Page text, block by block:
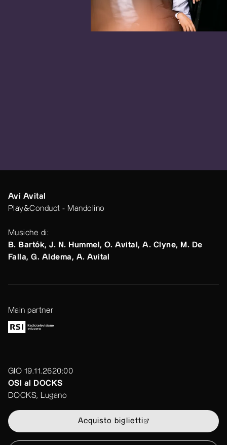
Avi Avital
Play&Conduct - Mandolino
Musiche di:
B. Bartók, J. N. Hummel, O. Avital, A. Clyne, M. De
Falla, G. Aldema, A. Avital
Main partner
GIO 19.11.2620:00
OSI al DOCKS
DOCKS, Lugano
Acquisto biglietti